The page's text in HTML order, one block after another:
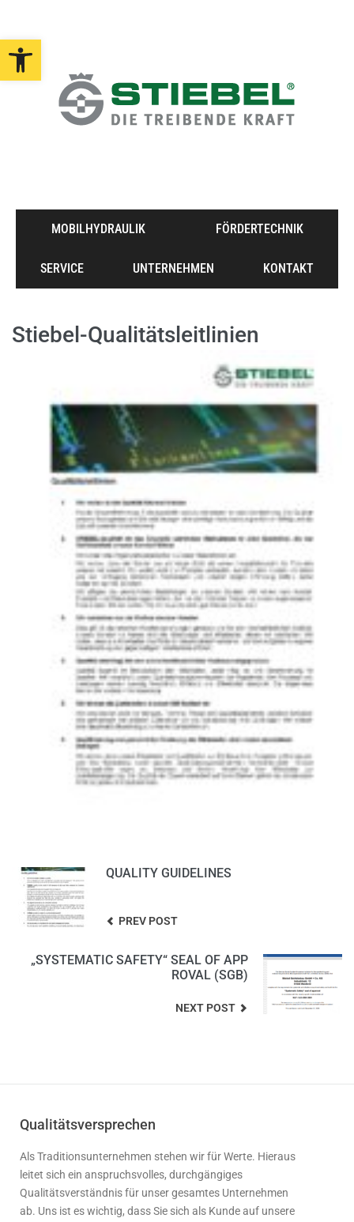
Open toolbar
MOBILHYDRAULIK FÖRDERTECHNIK
SERVICE UNTERNEHMEN KONTAKT
Stiebel-Qualitätsleitlinien
QUALITY GUIDELINES
PREV POST
„SYSTEMATIC SAFETY“ SEAL OF APP
ROVAL (SGB)
NEXT POST
Qualitätsversprechen
Als Traditionsunternehmen stehen wir für Werte. Hieraus
leitet sich ein anspruchsvolles, durchgängiges
Qualitätsverständnis für unser gesamtes Unternehmen
ab. Uns ist es wichtig, dass Sie sich als Kunde auf unsere